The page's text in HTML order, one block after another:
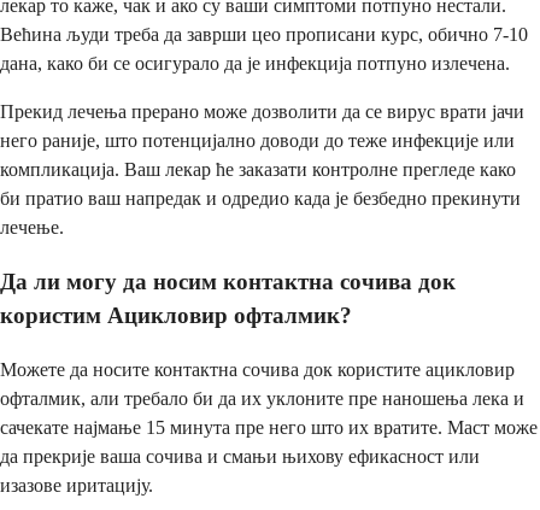
лекар то каже, чак и ако су ваши симптоми потпуно нестали.
Већина људи треба да заврши цео прописани курс, обично 7-10
дана, како би се осигурало да је инфекција потпуно излечена.
Прекид лечења прерано може дозволити да се вирус врати јачи
него раније, што потенцијално доводи до теже инфекције или
компликација. Ваш лекар ће заказати контролне прегледе како
би пратио ваш напредак и одредио када је безбедно прекинути
лечење.
Да ли могу да носим контактна сочива док
користим Ацикловир офталмик?
Можете да носите контактна сочива док користите ацикловир
офталмик, али требало би да их уклоните пре наношења лека и
сачекате најмање 15 минута пре него што их вратите. Маст може
да прекрије ваша сочива и смањи њихову ефикасност или
изазове иритацију.